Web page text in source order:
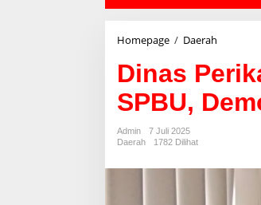
Homepage / Daerah
Sesalkan
Sepihak
SPBU,
Bisa
Dihindari
Dinas
SPBU,
Admin
7 Juli 2025
Daerah
1782 Dilihat